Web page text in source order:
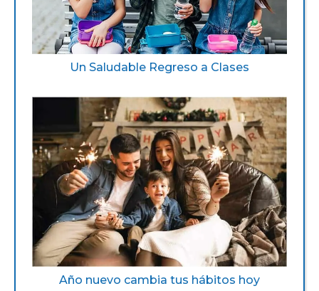
Un Saludable Regreso a Clases
Año nuevo cambia tus hábitos hoy